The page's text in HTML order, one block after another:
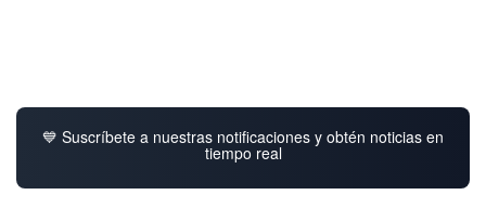
💙 Suscríbete a nuestras notificaciones y obtén noticias en
tiempo real